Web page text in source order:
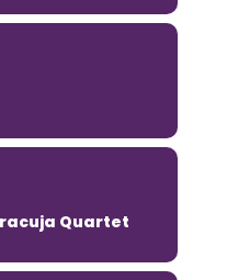
Quartet